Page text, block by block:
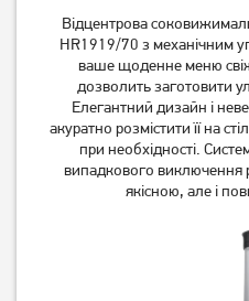
Соковитискач PHILIPS Viva
Collection HR1855/70
грн
5 869грн
Відцентрова
HR1919/70 з механічним
ваше щоденне меню
дозволить заготовити
Елегантний дизайн і
акуратно розмістити її на
при необхідності.
випадкового виключення
якісною, але і